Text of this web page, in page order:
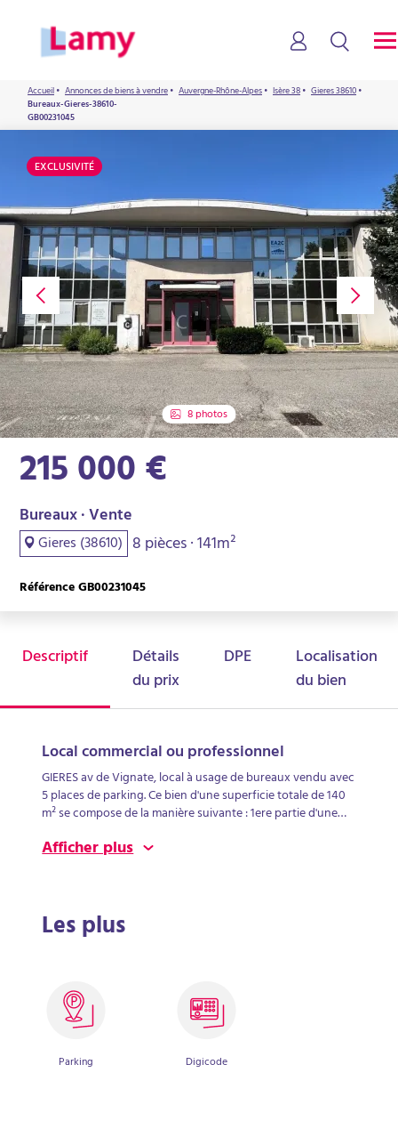
Accueil• Annonces de biens à vendre• Auvergne-Rhône-Alpes• Isère 38• Gieres 38610•
Bureaux-Gieres-38610-
GB00231045
EXCLUSIVITÉ
8 photos
Bureaux · Vente
Gieres (38610) 8 pièces · 141m²
215 000 €
Référence GB00231045
Descriptif Détails
du prix
DPE Localisation
du bien
Local commercial ou professionnel
GIERES av de Vignate, local à usage de bureaux vendu avec
5 places de parking. Ce bien d'une superficie totale de 140
m² se compose de la manière suivante : 1ere partie d'une
d'une seconde partie libre de 82 m². Pour plus de
Afficher plus
Les plus
Parking Digicode